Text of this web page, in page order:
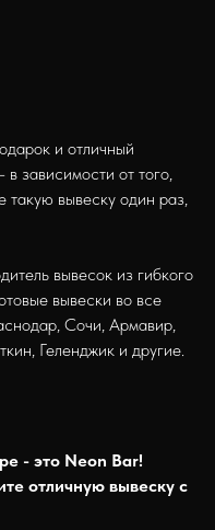
и отличный
в зависимости от того,
такую вывеску один раз,
вывесок из гибкого
вывески во все
Сочи, Армавир,
Геленджик и другие.
- это Neon Bar!
отличную вывеску с